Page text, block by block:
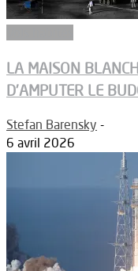
LA MAISON
D’AMPUTER LE
Stefan Barensky -
6 avril 2026